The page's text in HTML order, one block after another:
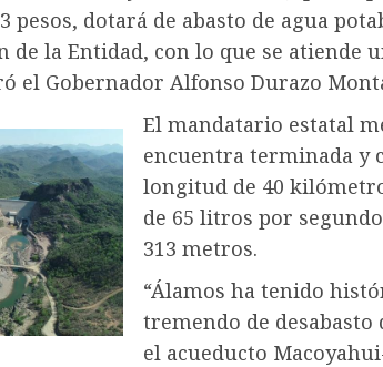
pesos, dotará de abasto de agua
de la Entidad, con lo que se atiende
el Gobernador Alfonso Durazo
El mandatario estatal
encuentra terminada y
longitud de 40
de 65 litros por
313 metros.
“Álamos ha tenido
tremendo de desabasto
el acueducto